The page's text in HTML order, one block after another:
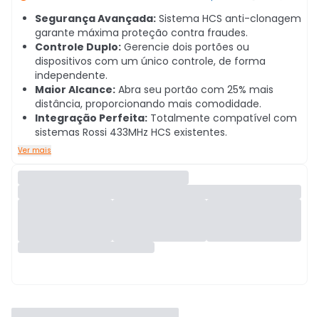
Segurança Avançada: Sistema HCS anti-clonagem
garante máxima proteção contra fraudes.
Controle Duplo: Gerencie dois portões ou
dispositivos com um único controle, de forma
independente.
Maior Alcance: Abra seu portão com 25% mais
distância, proporcionando mais comodidade.
Integração Perfeita: Totalmente compatível com
sistemas Rossi 433MHz HCS existentes.
Ver mais